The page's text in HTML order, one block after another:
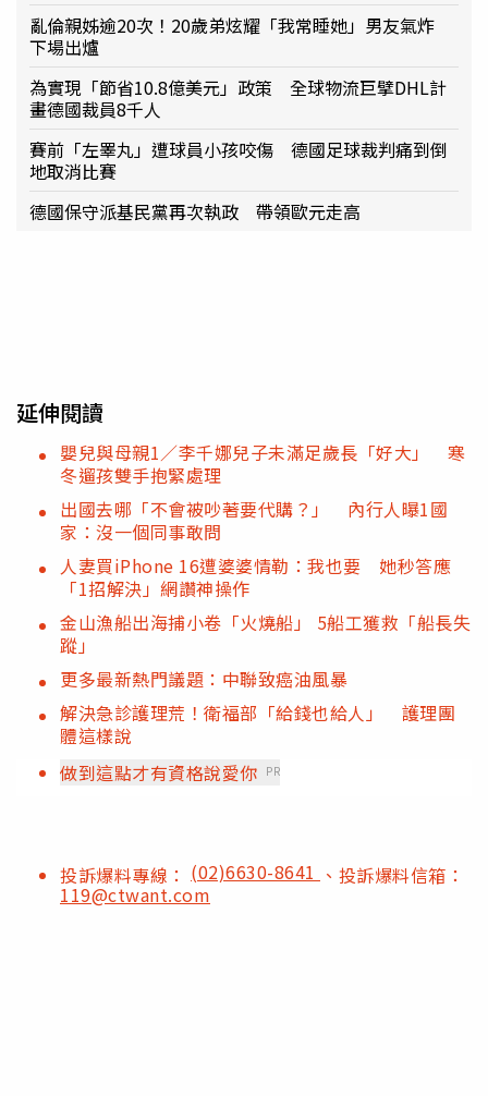
亂倫親姊逾20次！20歲弟炫耀「我常睡她」男友氣炸
下場出爐
為實現「節省10.8億美元」政策 全球物流巨擘DHL計
畫德國裁員8千人
賽前「左睪丸」遭球員小孩咬傷 德國足球裁判痛到倒
地取消比賽
德國保守派基民黨再次執政 帶領歐元走高
延伸閱讀
嬰兒與母親1／李千娜兒子未滿足歲長「好大」 寒
冬遛孩雙手抱緊處理
出國去哪「不會被吵著要代購？」 內行人曝1國
家：沒一個同事敢問
人妻買iPhone 16遭婆婆情勒：我也要 她秒答應
「1招解決」網讚神操作
金山漁船出海捕小卷「火燒船」 5船工獲救「船長失
蹤」
更多最新熱門議題：中聯致癌油風暴
解決急診護理荒！衛福部「給錢也給人」 護理團
體這樣說
做到這點才有資格說愛你 PR
投訴爆料專線： (02)6630-8641 、投訴爆料信箱：
119@ctwant.com